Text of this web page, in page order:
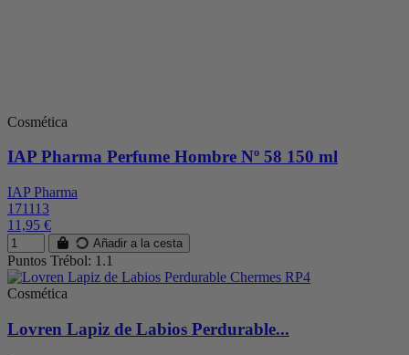
Cosmética
IAP Pharma Perfume Hombre Nº 58 150 ml
IAP Pharma
171113
11,95 €
Añadir a la cesta
Puntos Trébol: 1.1
Cosmética
Lovren Lapiz de Labios Perdurable...